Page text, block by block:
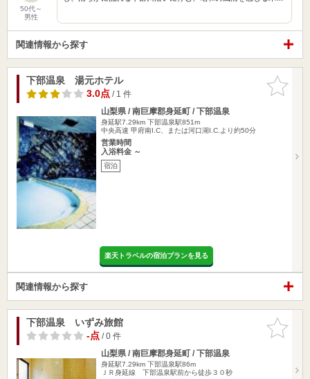
50代～
男性
関連情報から探す
お気に入
りに追加
下部温泉 湯元ホテル
3.0点/ 1 件
山梨県 / 南巨摩郡身延町 / 下部温泉
身延駅7.29km 下部温泉駅851m
中央高速 甲府南I.C、または河口湖I.C.より約50分
営業時間
入浴料金 ～
宿泊
楽天トラベルの宿泊プランを見る
関連情報から探す
お気に入
りに追加
下部温泉 いずみ旅館
-点/ 0 件
山梨県 / 南巨摩郡身延町 / 下部温泉
身延駅7.29km 下部温泉駅86m
ＪＲ身延線 下部温泉駅前から徒歩３０秒